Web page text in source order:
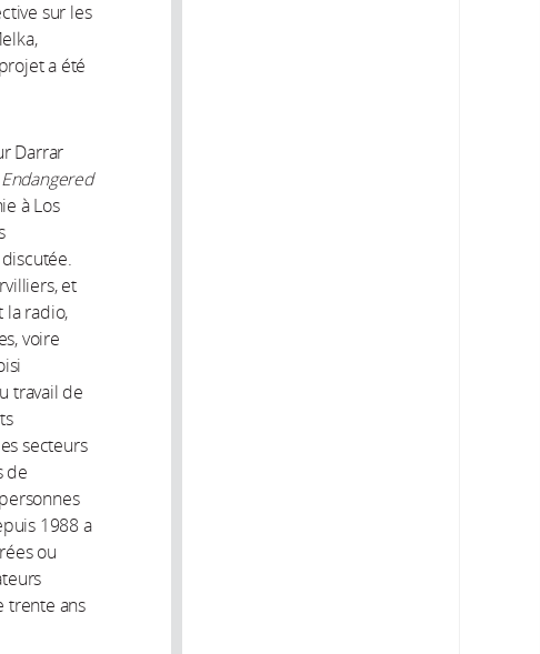
sur les
a été
Darrar
à Los
et
la radio,
voire
travail de
secteurs
de
1988 a
ou
trente ans